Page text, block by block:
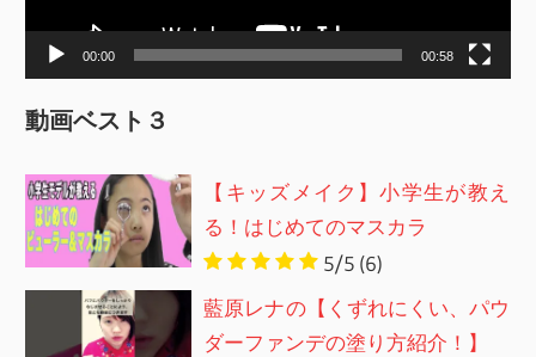
ー
00:00 00:58
動画ベスト３
【キッズメイク】小学生が教え
る！はじめてのマスカラ
5/5 (6)
藍原レナの【くずれにくい、パウ
ダーファンデの塗り方紹介！】